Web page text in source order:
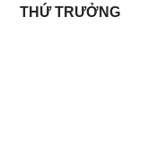
THỨ TRƯỞNG